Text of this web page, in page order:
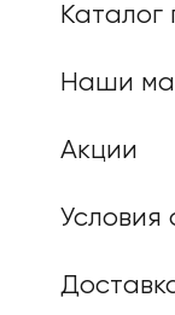
Каталог
Наши
Акции
Условия